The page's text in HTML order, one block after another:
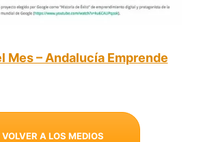
Mes – Andalucía Emprende
VOLVER A LOS MEDIOS